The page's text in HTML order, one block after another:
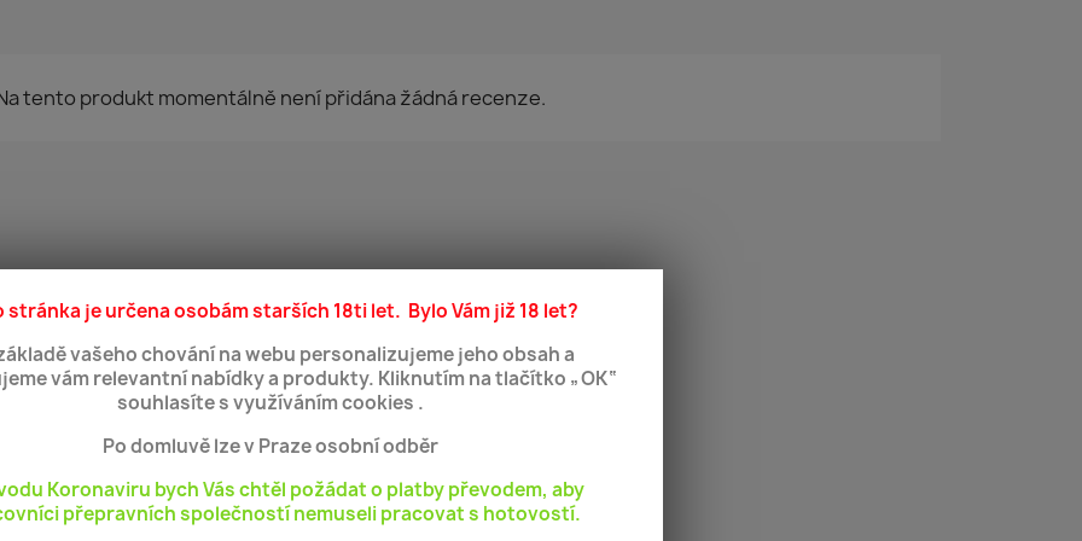
tento produkt momentálně není přidána žádná recenze.
koupili také:
favorite_border
stránka je určena osobám starších 18ti let. Bylo Vám již 18 let?
vašeho chování na webu personalizujeme jeho obsah a
vám relevantní nabídky a produkty. Kliknutím na tlačítko „OK“
souhlasíte s využíváním cookies .
Po domluvě lze v Praze osobní odběr
Koronaviru bych Vás chtěl požádat o platby převodem, aby
přepravních společností nemuseli pracovat s hotovostí.